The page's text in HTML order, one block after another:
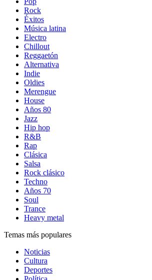
Rock
Éxitos
Música latina
Electro
Chillout
Reggaetón
Alternativa
Indie
Oldies
Merengue
House
Años 80
Jazz
Hip hop
R&B
Rap
Clásica
Salsa
Rock clásico
Techno
Años 70
Soul
Trance
Heavy metal
Temas más populares
Noticias
Cultura
Deportes